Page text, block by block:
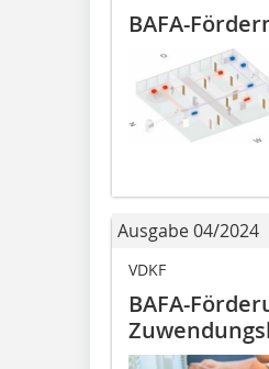
BAFA-
Ausgabe 04/2024
VDKF
BAFA-